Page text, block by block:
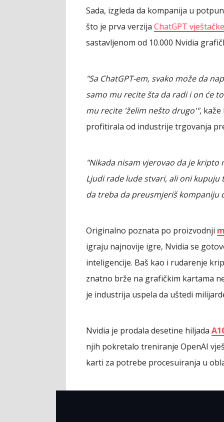
Sada, izgleda da kompanija u
što je prva verzija ChatGPT
sastavljenom od 10.000 Nvidia
"Sa ChatGPT-em, svako može da
samo mu recite šta da radi i on će
mu recite 'želim nešto drugo'",
profitirala od industrije trgovanja
"Nikada nisam vjerovao da je
Ljudi rade lude stvari, ali oni
da treba da preusmjeriš kompaniju
Originalno poznata po proizvodnji
igraju najnovije igre, Nvidia se
inteligencije. Baš kao i rudarenje
znatno brže na grafičkim kartama
je industrija uspela da uštedi
Nvidia je prodala desetine hiljada
njih pokretalo treniranje OpenAI
karti za potrebe procesuiranja u